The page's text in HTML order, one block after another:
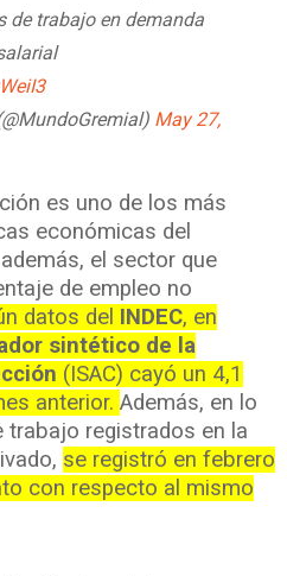
de trabajo en demanda
May 27,
es uno de los más
económicas del
el sector que
de empleo no
datos del INDEC, en
sintético de la
(ISAC) cayó un 4,1
anterior. Además, en lo
trabajo registrados en la
se registró en febrero
con respecto al mismo